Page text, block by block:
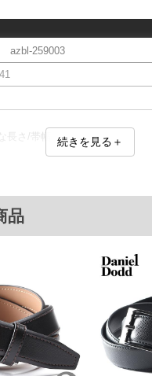
azbl-259003
長さ/帯幅
ツは商品の性質上、返品交換不可と
となります。
記入下さい。（裾上げ無料対象商品
円以下の商品は有料（500円+税）
日間程お時間を頂く場合がございま
返品・交換不可となりますので、予
来ない商品がございます。(例：裾
インが施されている等)
サイズの誤差がございます。また、
よって、商品の色味が若干異なる場
続きを見る＋
品